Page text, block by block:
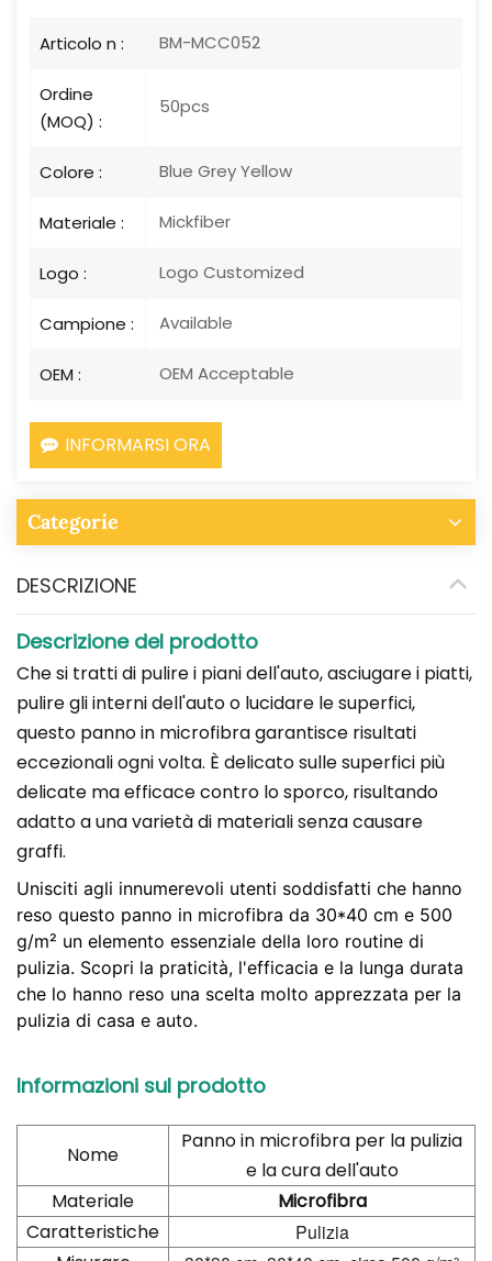
Articolo n : BM-MCC052
Ordine
(MOQ) :
50pcs
Colore : Blue Grey Yellow
Materiale : Mickfiber
Logo : Logo Customized
Campione : Available
OEM : OEM Acceptable
INFORMARSI ORA
Categorie
DESCRIZIONE
Descrizione del prodotto
Che si tratti di pulire i piani dell'auto, asciugare i piatti,
pulire gli interni dell'auto o lucidare le superfici,
questo panno in microfibra garantisce risultati
eccezionali ogni volta. È delicato sulle superfici più
delicate ma efficace contro lo sporco, risultando
adatto a una varietà di materiali senza causare
graffi.
Unisciti agli innumerevoli utenti soddisfatti che hanno
reso questo panno in microfibra da 30*40 cm e 500
g/m² un elemento essenziale della loro routine di
pulizia. Scopri la praticità, l'efficacia e la lunga durata
che lo hanno reso una scelta molto apprezzata per la
pulizia di casa e auto.
Informazioni sul prodotto
Nome
Panno in microfibra per la pulizia
e la cura dell'auto
Materiale
Microfibra
Caratteristiche
Pulizia